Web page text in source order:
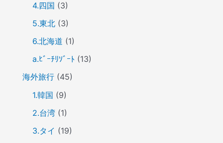
4.四国 (3)
5.東北(3)
6.北海道 (1)
a.ﾋﾞｰﾁﾘｿﾞｰﾄ (13)
海外旅行(45)
1.韓国 (9)
2.台湾(1)
3.タイ (19)